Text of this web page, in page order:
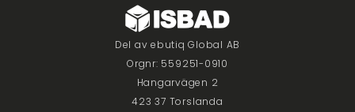
Del av ebutiq Global AB
Orgnr: 559251-0910
Hangarvägen 2
423 37 Torslanda